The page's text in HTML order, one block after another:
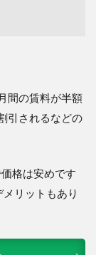
間の賃料が半額
引されるなどの
格は安めです
リットもあり